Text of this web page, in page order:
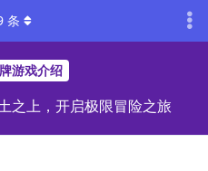
游戏介绍
之上，开启极限冒险之旅
条